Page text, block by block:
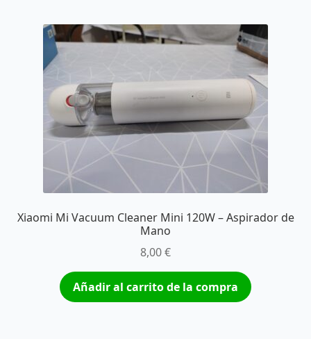
Xiaomi Mi Vacuum Cleaner Mini 120W – Aspirador de
Mano
8,00€
Añadir al carrito de la compra